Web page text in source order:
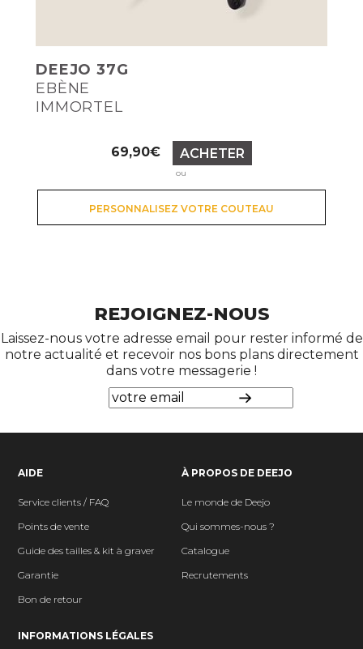
DEEJO 37G
EBÈNE
IMMORTEL
Prix
69,90€ ACHETER
ou
PERSONNALISEZ VOTRE COUTEAU
REJOIGNEZ-NOUS
Laissez-nous votre adresse email pour rester informé de
notre actualité et recevoir nos bons plans directement
dans votre messagerie !
AIDE
Service clients / FAQ
Points de vente
Guide des tailles & kit à graver
Garantie
Bon de retour
À PROPOS DE DEEJO
Le monde de Deejo
Qui sommes-nous ?
Catalogue
Recrutements
INFORMATIONS LÉGALES